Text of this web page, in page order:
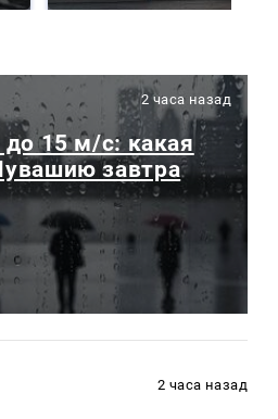
2 часа назад
до 15 м/с: какая
завтра
2 часа назад